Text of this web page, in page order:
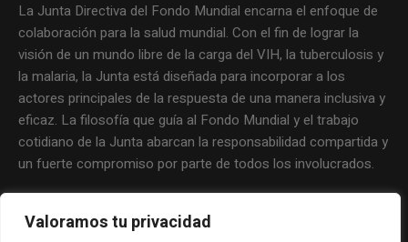
Valoramos tu privacidad
La Junta Directiva del Fondo Mundial encarna el enfoque de
colaboración para la salud mundial. Con el fin de lograr la
visión de un mundo libre de la carga del VIH, la tuberculosis y
la malaria, la Junta está diseñada para incorporar a los
actores principales de la respuesta de una manera inclusiva y
eficaz. La filosofía que guía al Fondo Mundial y el trabajo
cotidiano de la Junta abarcan la responsabilidad compartida y
un fuerte compromiso por parte de todos los involucrados.